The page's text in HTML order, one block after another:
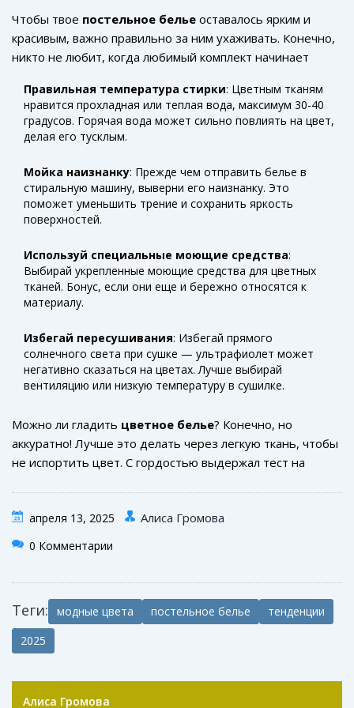
Чтобы твое постельное белье оставалось ярким и
красивым, важно правильно за ним ухаживать. Конечно,
никто не любит, когда любимый комплект начинает
но действенных рекомендаций, чтобы этого избежать.
Правильная температура стирки: Цветным тканям
нравится прохладная или теплая вода, максимум 30-40
градусов. Горячая вода может сильно повлиять на цвет,
делая его тусклым.
Мойка наизнанку: Прежде чем отправить белье в
стиральную машину, выверни его наизнанку. Это
поможет уменьшить трение и сохранить яркость
поверхностей.
Используй специальные моющие средства:
Выбирай укрепленные моющие средства для цветных
тканей. Бонус, если они еще и бережно относятся к
материалу.
Избегай пересушивания: Избегай прямого
солнечного света при сушке — ультрафиолет может
негативно сказаться на цветах. Лучше выбирай
вентиляцию или низкую температуру в сушилке.
Можно ли гладить цветное белье? Конечно, но
аккуратно! Лучше это делать через легкую ткань, чтобы
не испортить цвет. С гордостью выдержал тест на
апреля 13, 2025 Алиса Громова
0 Комментарии
Теги: модные цвета постельное белье
тенденции
2025
Алиса Громова